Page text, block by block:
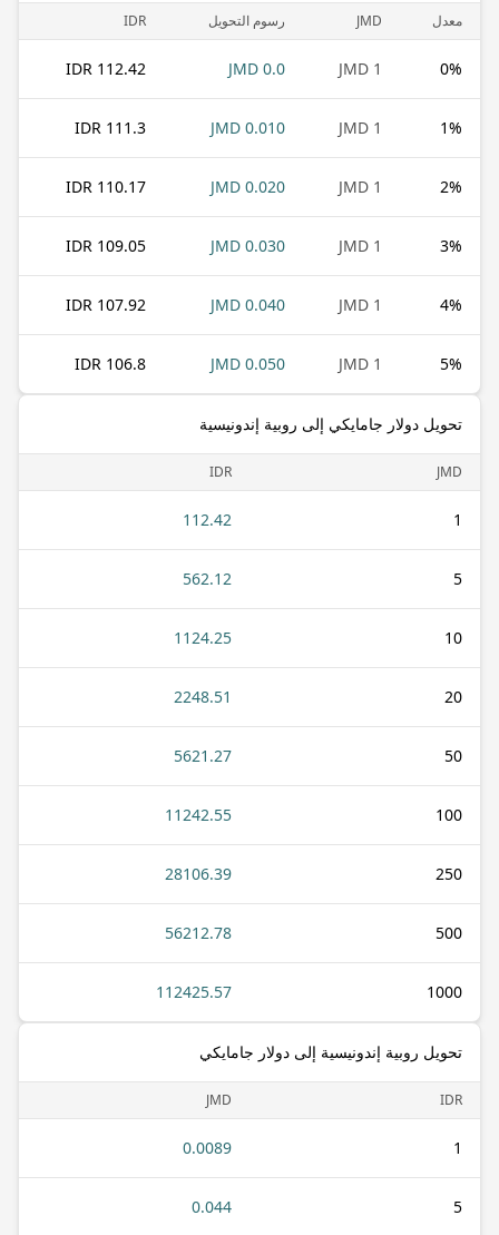
معدل JMD رسوم التحويل IDR
0%
1 JMD
0.0 JMD
112.42 IDR
1%
1 JMD
0.010 JMD
111.3 IDR
2%
1 JMD
0.020 JMD
110.17 IDR
3%
1 JMD
0.030 JMD
109.05 IDR
4%
1 JMD
0.040 JMD
107.92 IDR
5%
1 JMD
0.050 JMD
106.8 IDR
تحويل دولار جامايكي إلى روبية إندونيسية
JMD
IDR
1
112.42
5
562.12
10
1124.25
20
2248.51
50
5621.27
100
11242.55
250
28106.39
500
56212.78
1000
112425.57
تحويل روبية إندونيسية إلى دولار جامايكي
IDR
JMD
1
0.0089
5
0.044